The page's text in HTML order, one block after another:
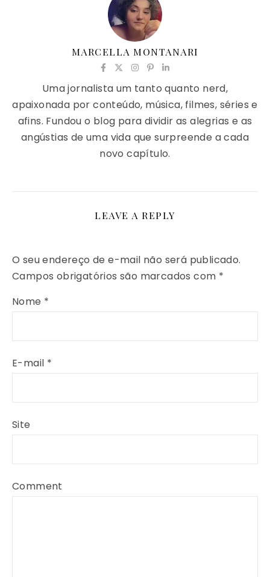
MARCELLA MONTANARI
Uma jornalista um tanto quanto nerd,
apaixonada por conteúdo, música, filmes, séries e
afins. Fundou o blog para dividir as alegrias e as
angústias de uma vida que surpreende a cada
novo capítulo.
LEAVE A REPLY
O seu endereço de e-mail não será publicado.
Campos obrigatórios são marcados com *
Nome *
E-mail *
Site
Comment